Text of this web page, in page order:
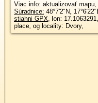
Viac info: aktualizovať mapu,
Súradnice: 48°7'2"N,
stiahni GPX, lon:
place, og locality: Dvory,